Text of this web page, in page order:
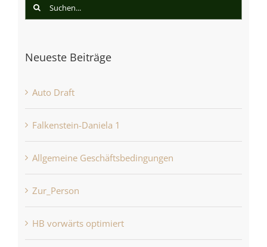
Suche
Neueste Beiträge
Auto Draft
Falkenstein-Daniela 1
Allgemeine Geschäftsbedingungen
Zur_Person
HB vorwärts optimiert